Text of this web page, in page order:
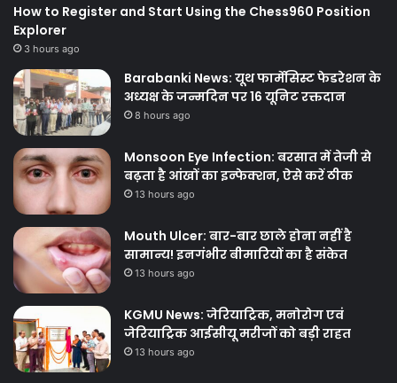
How to Register and Start Using the Chess960 Position
Explorer
3 hours ago
Barabanki News: यूथ फार्मेसिस्ट फेडरेशन के
अध्यक्ष के जन्मदिन पर 16 यूनिट रक्तदान
8 hours ago
Monsoon Eye Infection: बरसात में तेजी से
बढ़ता है आंखों का इन्फेक्शन, ऐसे करें ठीक
13 hours ago
Mouth Ulcer: बार-बार छाले होना नहीं है
सामान्य! इनगंभीर बीमारियों का है संकेत
13 hours ago
KGMU News: जेरियाट्रिक, मनोरोग एवं
जेरियाट्रिक आईसीयू मरीजों को बड़ी राहत
13 hours ago